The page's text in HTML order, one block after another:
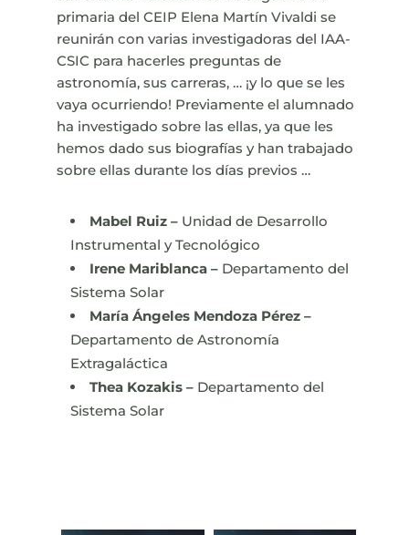
primaria del CEIP Elena Martín Vivaldi se
reunirán con varias investigadoras del IAA-
CSIC para hacerles preguntas de
astronomía, sus carreras, … ¡y lo que se les
vaya ocurriendo! Previamente el alumnado
ha investigado sobre las ellas, ya que les
hemos dado sus biografías y han trabajado
sobre ellas durante los días previos …
Mabel Ruiz – Unidad de Desarrollo
Instrumental y Tecnológico
Irene Mariblanca – Departamento del
Sistema Solar
María Ángeles Mendoza Pérez –
Departamento de Astronomía
Extragaláctica
Thea Kozakis – Departamento del
Sistema Solar